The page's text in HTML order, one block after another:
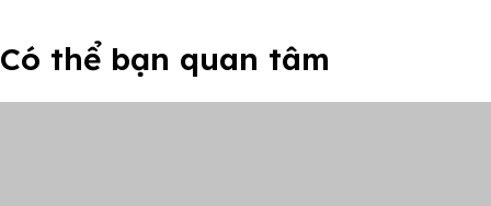
Có thể bạn quan tâm